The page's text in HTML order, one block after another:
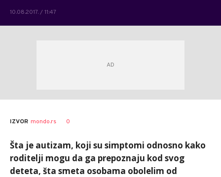
10.08.2017. / 11:47
IZVOR mondo.rs 0
Šta je autizam, koji su simptomi odnosno kako
roditelji mogu da ga prepoznaju kod svog
deteta, šta smeta osobama obolelim od